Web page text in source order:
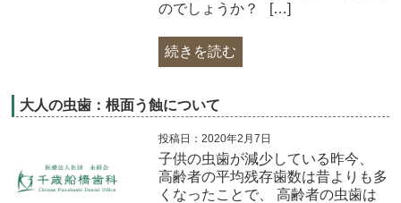
のでしょうか？ […]
続きを読む
大人の虫歯：根面う蝕について
投稿日：2020年2月7日
子供の虫歯が減少している昨今、
高齢者の平均残存歯数は昔よりも多
くなったことで、 高齢者の虫歯は